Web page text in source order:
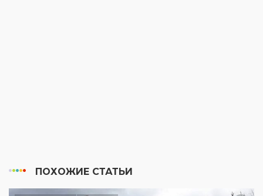
ПОХОЖИЕ СТАТЬИ